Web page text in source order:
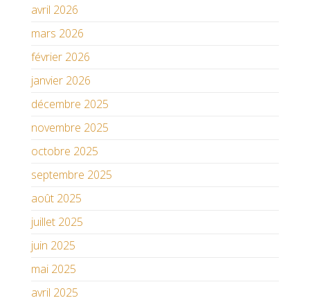
avril 2026
mars 2026
février 2026
janvier 2026
décembre 2025
novembre 2025
octobre 2025
septembre 2025
août 2025
juillet 2025
juin 2025
mai 2025
avril 2025